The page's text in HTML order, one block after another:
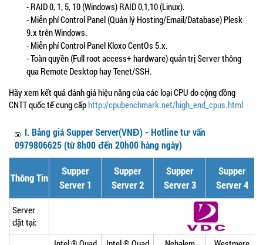
- RAID 0, 1, 5, 10 (Windows) RAID 0,1,10 (Linux).
- Miễn phí Control Panel (Quản lý Hosting/Email/Database) Plesk
9.x trên Windows.
- Miễn phí Control Panel Kloxo CentOs 5.x.
- Toàn quyền (Full root access+ hardware) quản trị Server thông
qua Remote Desktop hay Tenet/SSH.
Hãy xem kết quả đánh giá hiệu năng của các loại CPU do cộng đồng
CNTT quốc tế cung cấphttp://cpubenchmark.net/high_end_cpus.html
I. Bảng giá Supper Server(VNĐ) - Hotline tư vấn
0979806625 (từ 8h00 đến 20h00 hàng ngày)
Thông Tin
Supper
Server 1
Supper
Server 2
Supper
Server 3
Supper
Server 4
Server
đặt tại: